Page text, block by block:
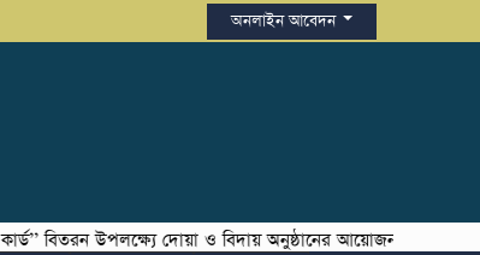
অনলাইন আবেদন
উপলক্ষ্যে দোয়া ও বিদায় অনুষ্ঠানের আয়োজন করা হয়েছে ।